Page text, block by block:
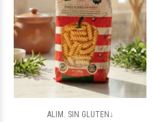
ALIM. SIN GLUTEN↓